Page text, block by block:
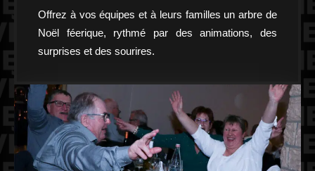
Offrez à vos équipes et à leurs familles un arbre de
Noël féerique, rythmé par des animations, des
surprises et des sourires.